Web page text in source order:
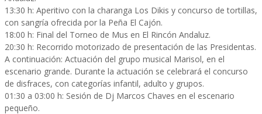
13:30 h: Aperitivo con la charanga Los Dikis y concurso de tortillas,
con sangría ofrecida por la Peña El Cajón.
18:00 h: Final del Torneo de Mus en El Rincón Andaluz.
20:30 h: Recorrido motorizado de presentación de las Presidentas.
A continuación: Actuación del grupo musical Marisol, en el
escenario grande. Durante la actuación se celebrará el concurso
de disfraces, con categorías infantil, adulto y grupos.
01:30 a 03:00 h: Sesión de Dj Marcos Chaves en el escenario
pequeño.